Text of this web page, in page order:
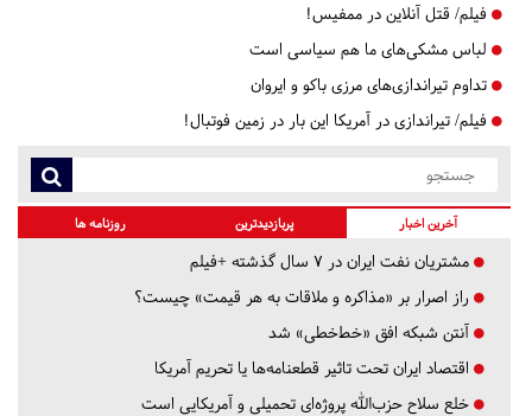
فیلم/ قتل آنلاین در ممفیس!
لباس مشکی‌های ما هم سیاسی است
تداوم تیراندازی‌های مرزی باکو و ایروان
فیلم/ تیراندازی در آمریکا این بار در زمین فوتبال!
آخرین اخبار پربازدیدترین روزنامه ها
مشتریان نفت ایران در ۷ سال گذشته +فیلم
راز اصرار بر «مذاکره و ملاقات به هر قیمت» چیست؟
آنتن شبکه افق «خط‌خطی» شد
اقتصاد ایران تحت تاثیر قطعنامه‌ها یا تحریم‌ آمریکا
خلع سلاح حزب‌الله پروژه‌ای تحمیلی و آمریکایی است